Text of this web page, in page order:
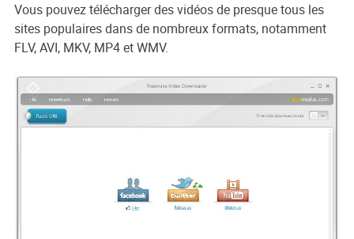
Vous pouvez télécharger des vidéos de presque tous les
sites populaires dans de nombreux formats, notamment
FLV, AVI, MKV, MP4 et WMV.